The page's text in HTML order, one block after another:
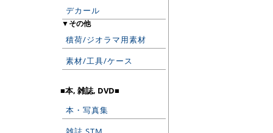
デカール
▼その他
積荷/ジオラマ用素材
素材/工具/ケース
■本, 雑誌, DVD■
本・写真集